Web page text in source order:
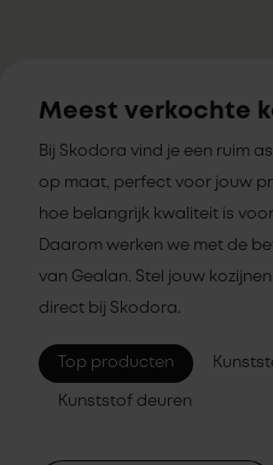
Meest verkochte
Bij Skodora vind je een ruim
op maat, perfect voor jouw
hoe belangrijk kwaliteit is
Daarom werken we met de
van Gealan. Stel jouw
direct bij Skodora.
Top producten
Kunststof deuren